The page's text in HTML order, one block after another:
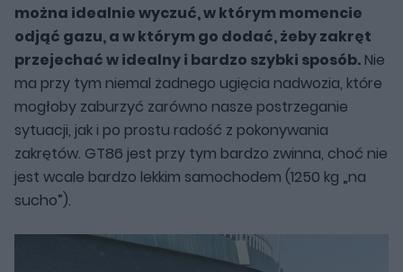
można idealnie wyczuć, w którym momencie
odjąć gazu, a w którym go dodać, żeby zakręt
przejechać w idealny i bardzo szybki sposób. Nie
ma przy tym niemal żadnego ugięcia nadwozia, które
mogłoby zaburzyć zarówno nasze postrzeganie
sytuacji, jak i po prostu radość z pokonywania
zakrętów. GT86 jest przy tym bardzo zwinna, choć nie
jest wcale bardzo lekkim samochodem (1250 kg „na
sucho”).